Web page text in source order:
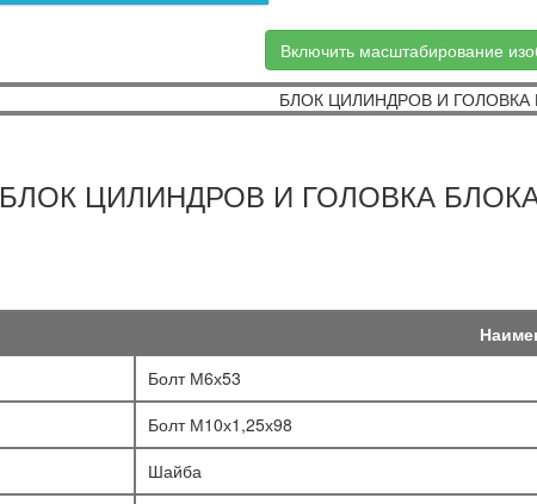
Включить масштабирование
БЛОК ЦИЛИНДРОВ И ГОЛОВКА
Болт М6х53
Болт М10х1,25х98
Шайба